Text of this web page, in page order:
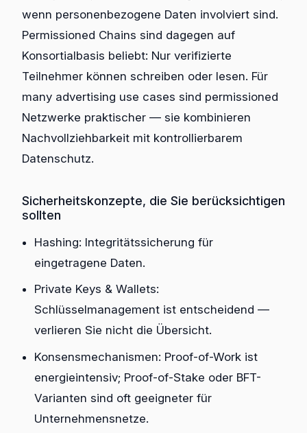
wenn personenbezogene Daten involviert sind.
Permissioned Chains sind dagegen auf
Konsortialbasis beliebt: Nur verifizierte
Teilnehmer können schreiben oder lesen. Für
many advertising use cases sind permissioned
Netzwerke praktischer — sie kombinieren
Nachvollziehbarkeit mit kontrollierbarem
Datenschutz.
Sicherheitskonzepte, die Sie berücksichtigen
sollten
Hashing: Integritätssicherung für
eingetragene Daten.
Private Keys & Wallets:
Schlüsselmanagement ist entscheidend —
verlieren Sie nicht die Übersicht.
Konsensmechanismen: Proof-of-Work ist
energieintensiv; Proof-of-Stake oder BFT-
Varianten sind oft geeigneter für
Unternehmensnetze.